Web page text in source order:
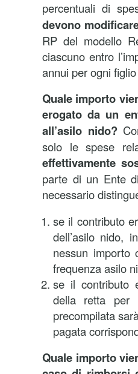
percentuali di
devono
RP del modello
ciascuno entro
annui per ogni
Quale importo
erogato da un
all’asilo nido?
solo le spese
effettivamente
parte di un Ente
necessario
se il contributo
dell’asilo nido,
nessun importo
frequenza asilo
se il contributo
della retta per
precompilata
pagata
Quale importo